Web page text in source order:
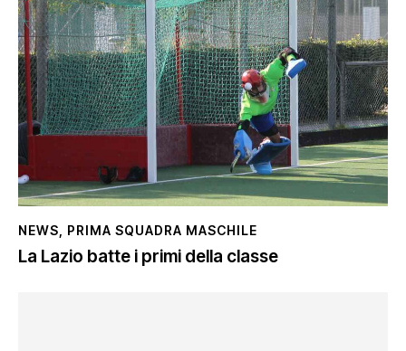
NEWS PRIMA SQUADRA MASCHILE
La Lazio batte i primi della classe